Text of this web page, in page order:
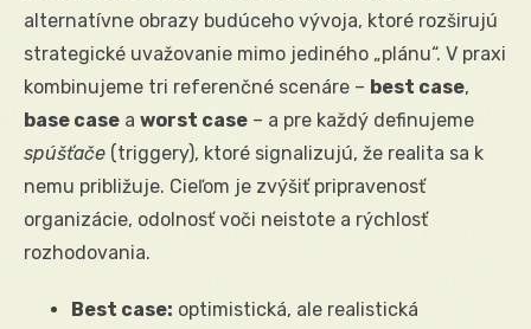
alternatívne obrazy budúceho vývoja, ktoré rozširujú
strategické uvažovanie mimo jediného „plánu“. V praxi
kombinujeme tri referenčné scenáre – best case,
base case a worst case – a pre každý definujeme
spúšťače (triggery), ktoré signalizujú, že realita sa k
nemu približuje. Cieľom je zvýšiť pripravenosť
organizácie, odolnosť voči neistote a rýchlosť
rozhodovania.
Best case: optimistická, ale realistická